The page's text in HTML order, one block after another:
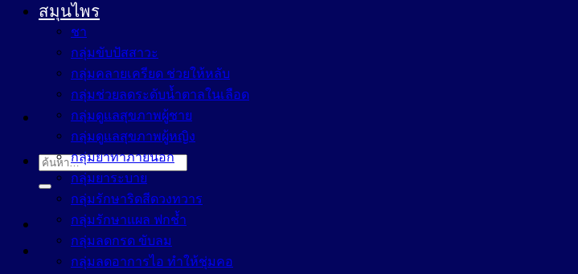
ค้นหา:
สมุนไพร
ชา
กลุ่มขับปัสสาวะ
กลุ่มคลายเครียด ช่วยให้หลับ
กลุ่มช่วยลดระดับน้ำตาลในเลือด
กลุ่มดูแลสุขภาพผู้ชาย
กลุ่มดูแลสุขภาพผู้หญิง
กลุ่มยาทาภายนอก
กลุ่มยาระบาย
กลุ่มรักษาริดสีดวงทวาร
กลุ่มรักษาแผล ฟกช้ำ
กลุ่มลดกรด ขับลม
กลุ่มลดอาการไอ ทำให้ชุ่มคอ